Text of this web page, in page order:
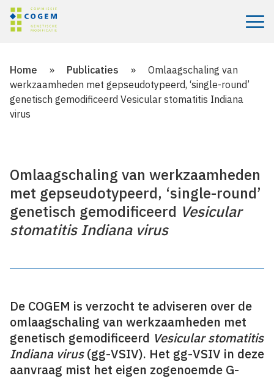
Menu
Home » Publicaties »
Omlaagschaling van
werkzaamheden met gepseudotypeerd, ‘single-round’
genetisch gemodificeerd Vesicular stomatitis Indiana
virus
Omlaagschaling van werkzaamheden
met gepseudotypeerd, ‘single-round’
genetisch gemodificeerd Vesicular
stomatitis Indiana virus
De COGEM is verzocht te adviseren over de
omlaagschaling van werkzaamheden met
genetisch gemodificeerd Vesicular stomatitis
Indiana virus(gg-VSIV). Het gg-VSIV in deze
aanvraag mist het eigen zogenoemde G-